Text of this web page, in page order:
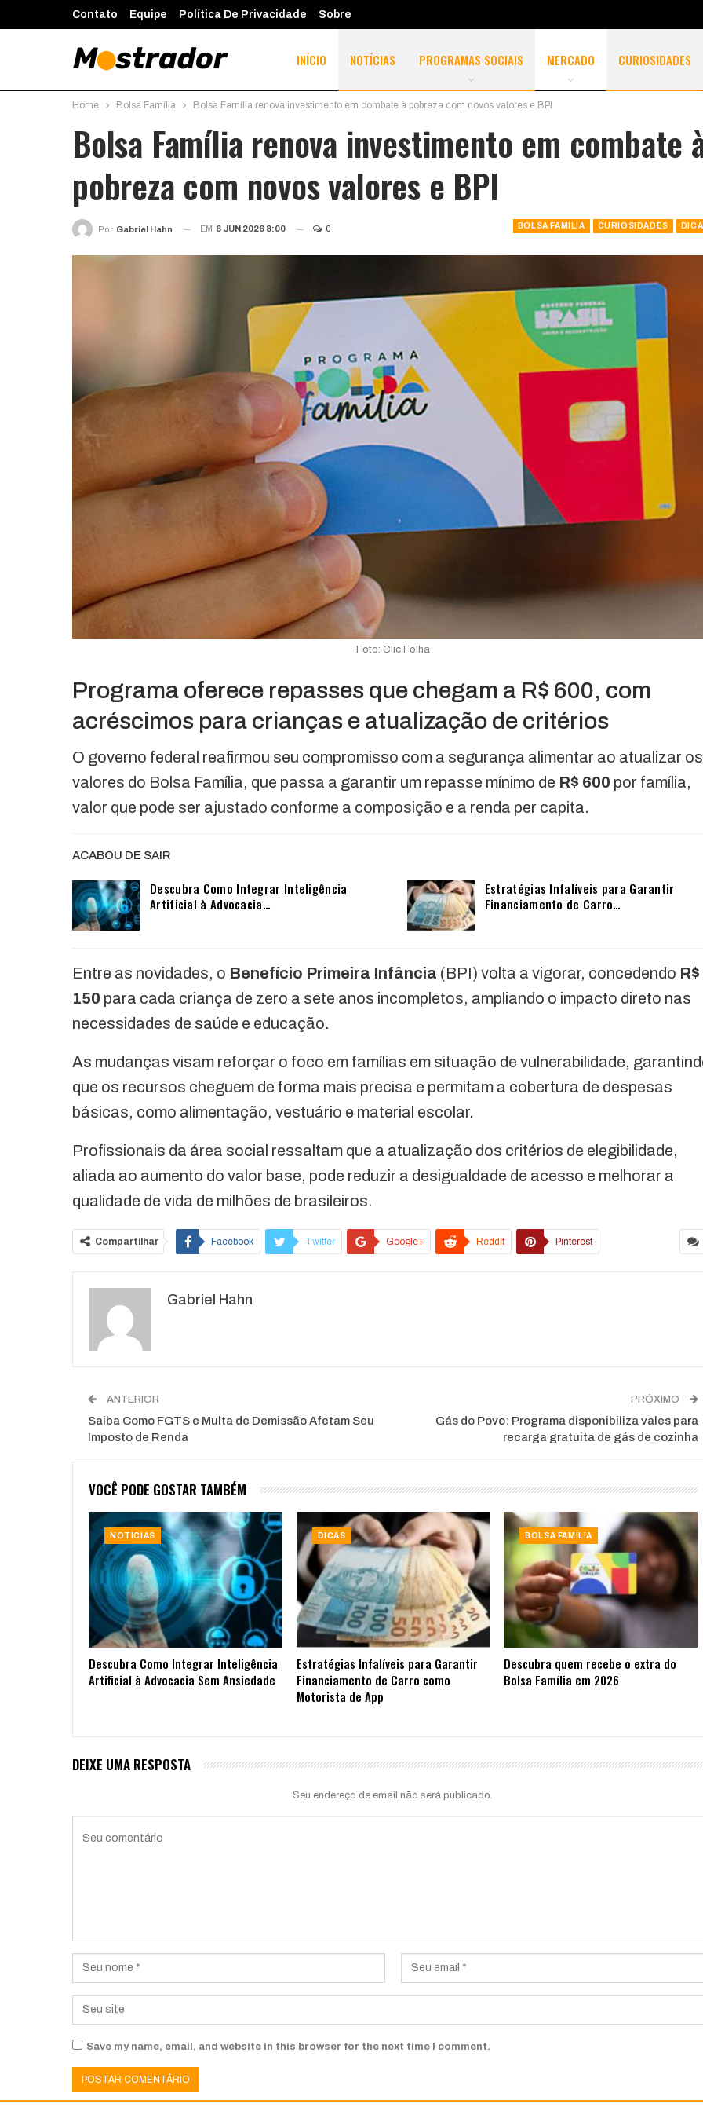
Contato Equipe Política De Privacidade Sobre
INÍCIO NOTÍCIAS PROGRAMAS SOCIAIS MERCADO CURIOSIDADES
Home Bolsa Família Bolsa Família renova investimento em combate à pobreza com novos valores e BPI
Bolsa Família renova investimento em combate
pobreza com novos valores e BPI
BOLSA FAMÍLIA CURIOSIDADES
Por Gabriel Hahn EM 6 JUN 2026 8:00 0
Foto: Clic Folha
Programa oferece repasses que chegam a R$ 600, com
acréscimos para crianças e atualização de critérios
O governo federal reafirmou seu compromisso com a segurança alimentar ao atualizar os
valores do Bolsa Família, que passa a garantir um repasse mínimo de R$ 600 por família,
valor que pode ser ajustado conforme a composição e a renda per capita.
ACABOU DE SAIR
Descubra Como Integrar Inteligência
Artificial à Advocacia…
Estratégias Infalíveis para Garantir
Financiamento de Carro…
Entre as novidades, o Benefício Primeira Infância (BPI) volta a vigorar, concedendo R$
150 para cada criança de zero a sete anos incompletos, ampliando o impacto direto nas
necessidades de saúde e educação.
As mudanças visam reforçar o foco em famílias em situação de vulnerabilidade,
que os recursos cheguem de forma mais precisa e permitam a cobertura de despesas
básicas, como alimentação, vestuário e material escolar.
Profissionais da área social ressaltam que a atualização dos critérios de elegibilidade,
aliada ao aumento do valor base, pode reduzir a desigualdade de acesso e melhorar a
qualidade de vida de milhões de brasileiros.
Compartilhar Facebook Twitter Google+ ReddIt Pinterest
Gabriel Hahn
ANTERIOR
Saiba Como FGTS e Multa de Demissão Afetam Seu
Imposto de Renda
PRÓXIMO
Gás do Povo: Programa disponibiliza vales para
recarga gratuita de gás de cozinha
VOCÊ PODE GOSTAR TAMBÉM
NOTÍCIAS
Descubra Como Integrar Inteligência
Artificial à Advocacia Sem Ansiedade
DICAS
Estratégias Infalíveis para Garantir
Financiamento de Carro como
Motorista de App
BOLSA FAMÍLIA
Descubra quem recebe o extra do
Bolsa Família em 2026
DEIXE UMA RESPOSTA
Seu endereço de email não será publicado.
Save my name, email, and website in this browser for the next time I comment.